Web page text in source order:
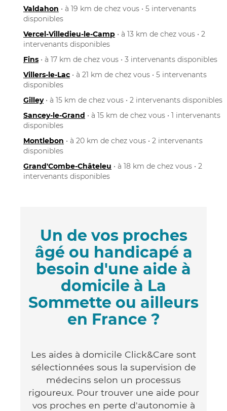
Valdahon • à 19 km de chez vous • 5 intervenants
disponibles
Vercel-Villedieu-le-Camp • à 13 km de chez vous • 2
intervenants disponibles
Fins • à 17 km de chez vous • 3 intervenants disponibles
Villers-le-Lac • à 21 km de chez vous • 5 intervenants
disponibles
Gilley• à 15 km de chez vous • 2 intervenants disponibles
Sancey-le-Grand • à 15 km de chez vous • 1 intervenants
disponibles
Montlebon • à 20 km de chez vous • 2 intervenants
disponibles
Grand'Combe-Châteleu • à 18 km de chez vous • 2
intervenants disponibles
Un de vos proches
âgé ou handicapé a
besoin d'une aide à
domicile à La
Sommette ou ailleurs
en France ?
Les aides à domicile Click&Care sont
sélectionnées sous la supervision de
médecins selon un processus
rigoureux. Pour trouver une aide pour
vos proches en perte d'autonomie à